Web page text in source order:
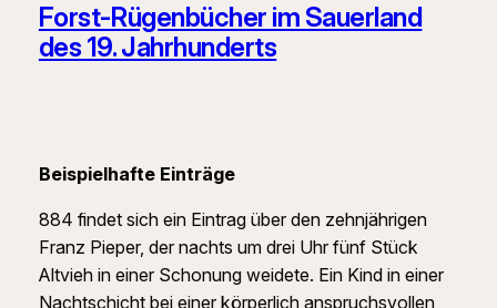
Forst‑Rügenbücher im Sauerland
des 19. Jahrhunderts
Beispielhafte Einträge
884 findet sich ein Eintrag über den zehnjährigen
Franz Pieper, der nachts um drei Uhr fünf Stück
Altvieh in einer Schonung weidete. Ein Kind in einer
Nachtschicht bei einer körperlich anspruchsvollen